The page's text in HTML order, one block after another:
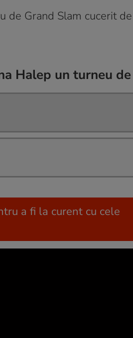
Grand Slam cucerit
Halep un turneu
a fi la curent cu cele